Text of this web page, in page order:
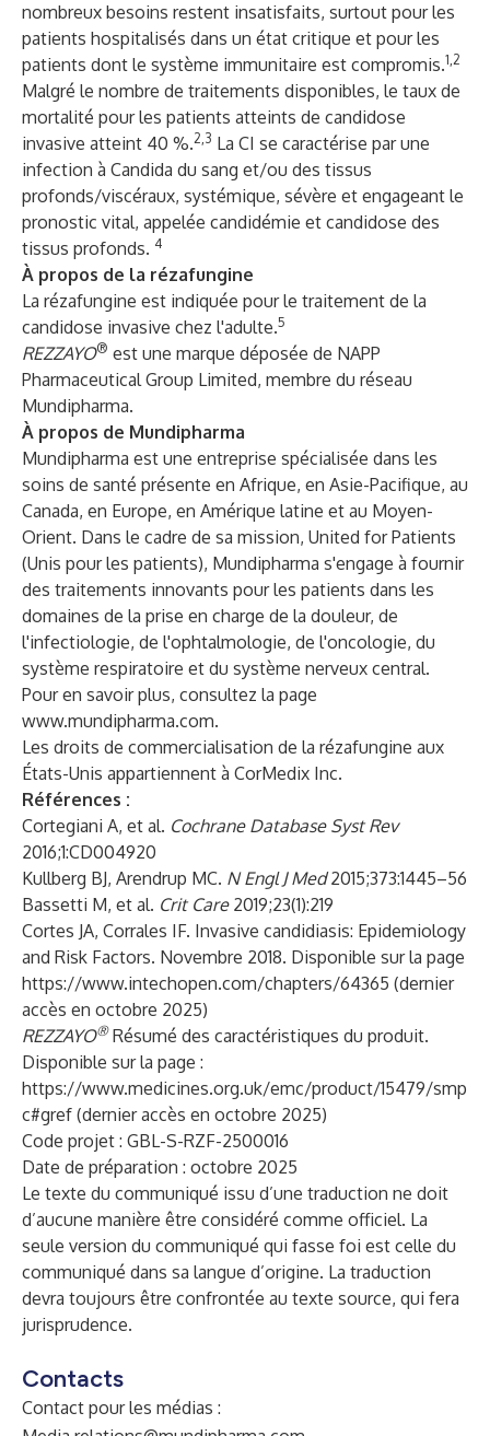
nombreux besoins restent insatisfaits, surtout pour les
patients hospitalisés dans un état critique et pour les
patients dont le système immunitaire est compromis.1,2
Malgré le nombre de traitements disponibles, le taux de
mortalité pour les patients atteints de candidose
invasive atteint 40 %.2,3 La CI se caractérise par une
infection à Candida du sang et/ou des tissus
profonds/viscéraux, systémique, sévère et engageant le
pronostic vital, appelée candidémie et candidose des
tissus profonds. 4
À propos de la rézafungine
La rézafungine est indiquée pour le traitement de la
candidose invasive chez l'adulte.5
REZZAYO® est une marque déposée de NAPP
Pharmaceutical Group Limited, membre du réseau
Mundipharma.
À propos de Mundipharma
Mundipharma est une entreprise spécialisée dans les
soins de santé présente en Afrique, en Asie-Pacifique, au
Canada, en Europe, en Amérique latine et au Moyen-
Orient. Dans le cadre de sa mission, United for Patients
(Unis pour les patients), Mundipharma s'engage à fournir
des traitements innovants pour les patients dans les
domaines de la prise en charge de la douleur, de
l'infectiologie, de l'ophtalmologie, de l'oncologie, du
système respiratoire et du système nerveux central.
Pour en savoir plus, consultez la page
www.mundipharma.com.
Les droits de commercialisation de la rézafungine aux
États-Unis appartiennent à CorMedix Inc.
Références :
Cortegiani A, et al. Cochrane Database Syst Rev
2016;1:CD004920
Kullberg BJ, Arendrup MC. N Engl J Med2015;373:1445–56
Bassetti M, et al. Crit Care2019;23(1):219
Cortes JA, Corrales IF. Invasive candidiasis: Epidemiology
and Risk Factors. Novembre 2018. Disponible sur la page
https://www.intechopen.com/chapters/64365 (dernier
accès en octobre 2025)
REZZAYO® Résumé des caractéristiques du produit.
Disponible sur la page :
https://www.medicines.org.uk/emc/product/15479/smp
c#gref (dernier accès en octobre 2025)
Code projet : GBL-S-RZF-2500016
Date de préparation : octobre 2025
Le texte du communiqué issu d’une traduction ne doit
d’aucune manière être considéré comme officiel. La
seule version du communiqué qui fasse foi est celle du
communiqué dans sa langue d’origine. La traduction
devra toujours être confrontée au texte source, qui fera
jurisprudence.
Contacts
Contact pour les médias :